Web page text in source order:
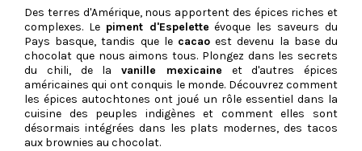
Des terres d'Amérique, nous apportent des épices riches et
complexes. Le piment d'Espelette évoque les saveurs du
Pays basque, tandis que le cacao est devenu la base du
chocolat que nous aimons tous. Plongez dans les secrets
du chili, de la vanille mexicaine et d'autres épices
américaines qui ont conquis le monde. Découvrez comment
les épices autochtones ont joué un rôle essentiel dans la
cuisine des peuples indigènes et comment elles sont
désormais intégrées dans les plats modernes, des tacos
aux brownies au chocolat.